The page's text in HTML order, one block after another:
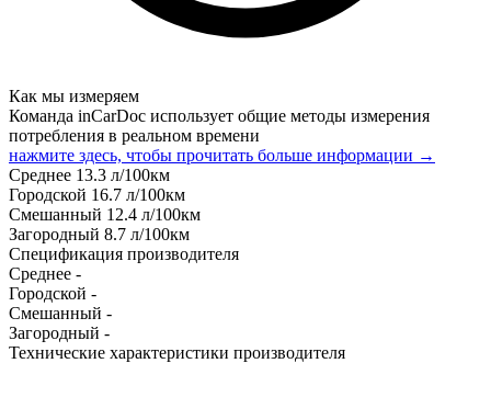
Как мы измеряем
Команда inCarDoc использует общие методы измерения
потребления в реальном времени
нажмите здесь, чтобы прочитать больше информации →
Среднее 13.3 л/100км
Городской 16.7 л/100км
Смешанный 12.4 л/100км
Загородный 8.7 л/100км
Спецификация производителя
Среднее -
Городской -
Смешанный -
Загородный -
Технические характеристики производителя